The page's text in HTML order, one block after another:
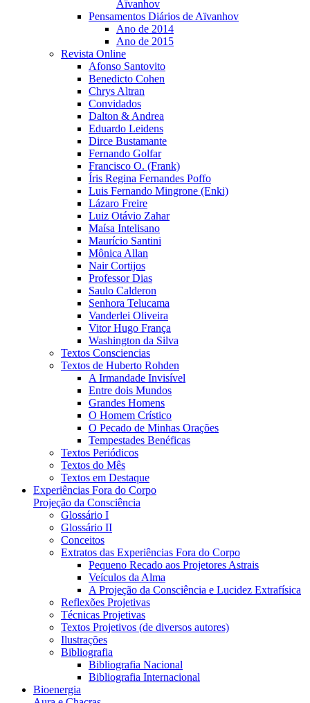
Aïvanhov
Pensamentos Diários de Aïvanhov
Ano de 2014
Ano de 2015
Revista Online
Afonso Santovito
Benedicto Cohen
Chrys Altran
Convidados
Dalton & Andrea
Eduardo Leidens
Dirce Bustamante
Fernando Golfar
Francisco O. (Frank)
Íris Regina Fernandes Poffo
Luis Fernando Mingrone (Enki)
Lázaro Freire
Luiz Otávio Zahar
Maísa Intelisano
Maurício Santini
Mônica Allan
Nair Cortijos
Professor Dias
Saulo Calderon
Senhora Telucama
Vanderlei Oliveira
Vitor Hugo França
Washington da Silva
Textos Consciencias
Textos de Huberto Rohden
A Irmandade Invisível
Entre dois Mundos
Grandes Homens
O Homem Crístico
O Pecado de Minhas Orações
Tempestades Benéficas
Textos Periódicos
Textos do Mês
Textos em Destaque
Experiências Fora do Corpo
Projeção da Consciência
Glossário I
Glossário II
Conceitos
Extratos das Experiências Fora do Corpo
Pequeno Recado aos Projetores Astrais
Veículos da Alma
A Projeção da Consciência e Lucidez Extrafísica
Reflexões Projetivas
Técnicas Projetivas
Textos Projetivos (de diversos autores)
Ilustrações
Bibliografia
Bibliografia Nacional
Bibliografia Internacional
Bioenergia